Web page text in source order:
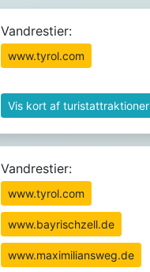
Vandrestier:
www.tyrol.com
Vis kort af turistattraktioner
Vandrestier:
www.tyrol.com
www.bayrischzell.de
www.maximiliansweg.de